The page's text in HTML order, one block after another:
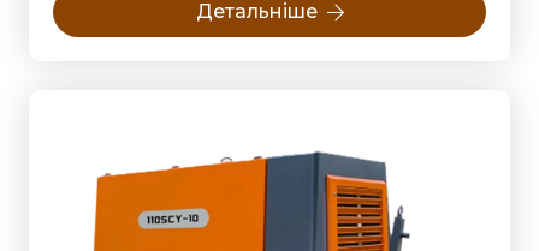
Детальніше